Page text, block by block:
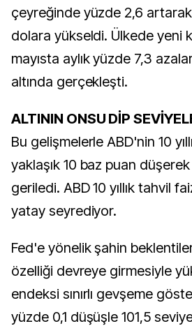
çeyreğinde yüzde 2,6
dolara yükseldi. Ülkede yeni
mayısta aylık yüzde 7,3
altında gerçekleşti.
ALTININ ONSU DİP
Bu gelişmelerle ABD'nin 10
yaklaşık 10 baz puan
geriledi. ABD 10 yıllık tahvil
yatay seyrediyor.
Fed'e yönelik şahin
özelliği devreye girmesiyle
endeksi sınırlı gevşeme
yüzde 0,1 düşüşle 101,5